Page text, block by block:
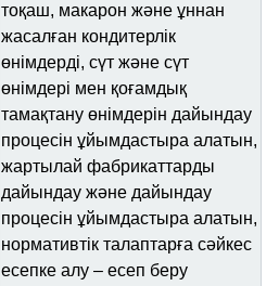
тоқаш, макарон және ұннан
жасалған кондитерлік
өнімдерді, сүт және сүт
өнімдері мен қоғамдық
тамақтану өнімдерін дайындау
процесін ұйымдастыра алатын,
жартылай фабрикаттарды
дайындау және дайындау
процесін ұйымдастыра алатын,
нормативтік талаптарға сәйкес
есепке алу – есеп беру